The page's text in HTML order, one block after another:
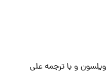
و با ترجمه علی